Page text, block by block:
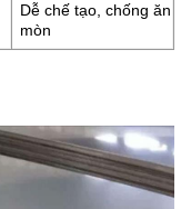
Dễ chế tạo, chống ăn
mòn